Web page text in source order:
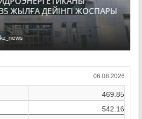
ЖЫЛҒА ДЕЙІНГІ ЖОСПАРЫ
06.08.2026
469.85
542.16